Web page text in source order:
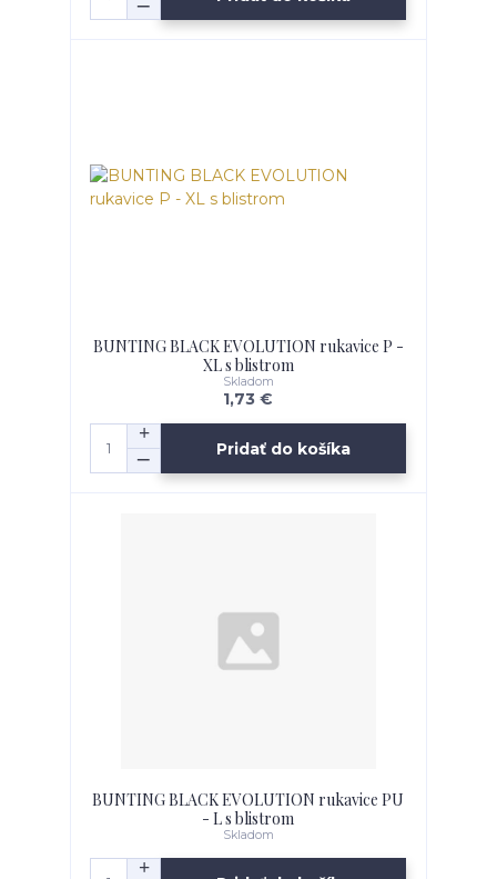
BUNTING BLACK EVOLUTION rukavice P -
XL s blistrom
1,73 €
Skladom
Pridať do košíka
BUNTING BLACK EVOLUTION rukavice PU
- L s blistrom
Skladom